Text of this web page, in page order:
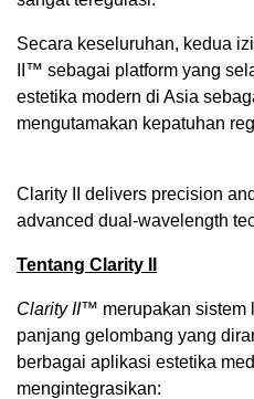
Secara keseluruhan, kedua
II™ sebagai platform yang
estetika modern di Asia
mengutamakan kepatuhan
Clarity II delivers precision
advanced dual-wavelength
Tentang Clarity II
Clarity II™ merupakan sistem
panjang gelombang yang
berbagai aplikasi estetika
mengintegrasikan: